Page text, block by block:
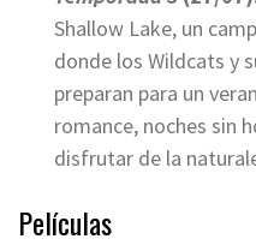
Shallow Lake, un
donde los Wildcats y
preparan para un
romance, noches sin
disfrutar de la
Películas